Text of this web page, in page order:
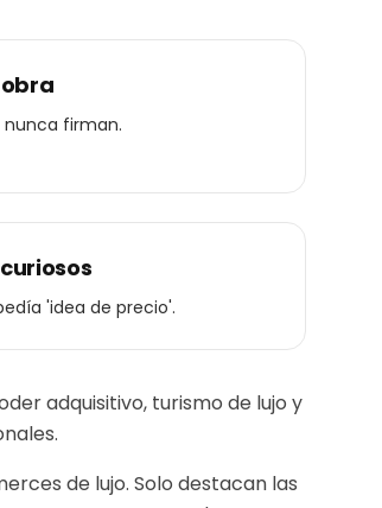
nunca firman.
'idea de precio'.
adquisitivo, turismo de lujo y
de lujo. Solo destacan las